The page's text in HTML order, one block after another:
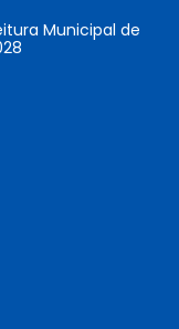
Municipal de